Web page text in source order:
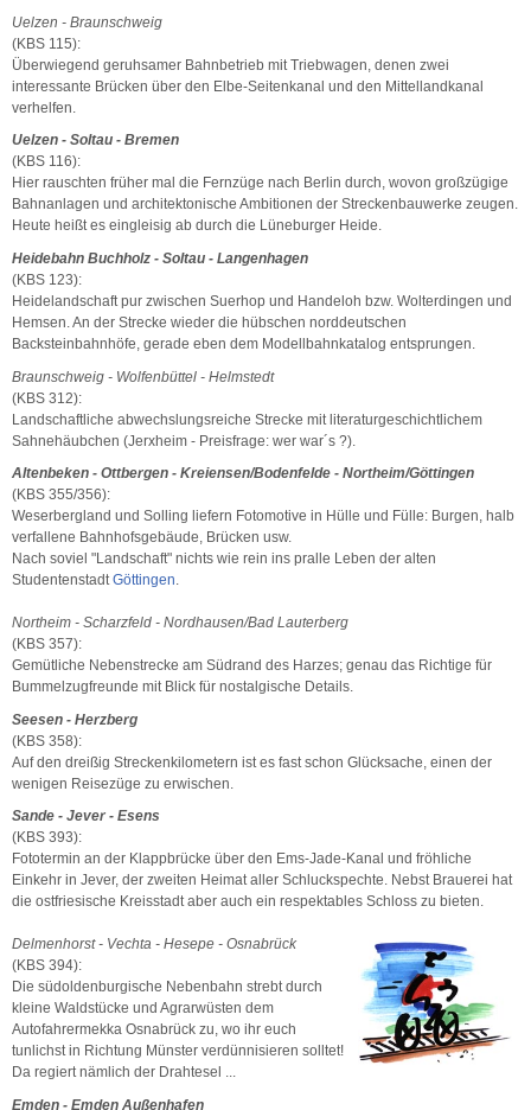
Uelzen - Braunschweig
(KBS 115):
Überwiegend geruhsamer Bahnbetrieb mit Triebwagen, denen zwei
interessante Brücken über den Elbe-Seitenkanal und den Mittellandkanal
verhelfen.
Uelzen - Soltau - Bremen
(KBS 116):
Hier rauschten früher mal die Fernzüge nach Berlin durch, wovon großzügige
Bahnanlagen und architektonische Ambitionen der Streckenbauwerke zeugen.
Heute heißt es eingleisig ab durch die Lüneburger Heide.
Heidebahn Buchholz - Soltau - Langenhagen
(KBS 123):
Heidelandschaft pur zwischen Suerhop und Handeloh bzw. Wolterdingen und
Hemsen. An der Strecke wieder die hübschen norddeutschen
Backsteinbahnhöfe, gerade eben dem Modellbahnkatalog entsprungen.
Braunschweig - Wolfenbüttel - Helmstedt
(KBS 312):
Landschaftliche abwechslungsreiche Strecke mit literaturgeschichtlichem
Sahnehäubchen (Jerxheim - Preisfrage: wer war´s ?).
Altenbeken - Ottbergen - Kreiensen/Bodenfelde - Northeim/Göttingen
(KBS 355/356):
Weserbergland und Solling liefern Fotomotive in Hülle und Fülle: Burgen, halb
verfallene Bahnhofsgebäude, Brücken usw.
Nach soviel "Landschaft" nichts wie rein ins pralle Leben der alten
StudentenstadtGöttingen.
Northeim - Scharzfeld - Nordhausen/Bad Lauterberg
(KBS 357):
Gemütliche Nebenstrecke am Südrand des Harzes; genau das Richtige für
Bummelzugfreunde mit Blick für nostalgische Details.
Seesen - Herzberg
(KBS 358):
Auf den dreißig Streckenkilometern ist es fast schon Glücksache, einen der
wenigen Reisezüge zu erwischen.
Sande - Jever - Esens
(KBS 393):
Fototermin an der Klappbrücke über den Ems-Jade-Kanal und fröhliche
Einkehr in Jever, der zweiten Heimat aller Schluckspechte. Nebst Brauerei hat
die ostfriesische Kreisstadt aber auch ein respektables Schloss zu bieten.
Delmenhorst - Vechta - Hesepe - Osnabrück
(KBS 394):
Die südoldenburgische Nebenbahn strebt durch
kleine Waldstücke und Agrarwüsten dem
Autofahrermekka Osnabrück zu, wo ihr euch
tunlichst in Richtung Münster verdünnisieren solltet!
Da regiert nämlich der Drahtesel ...
Emden - Emden Außenhafen